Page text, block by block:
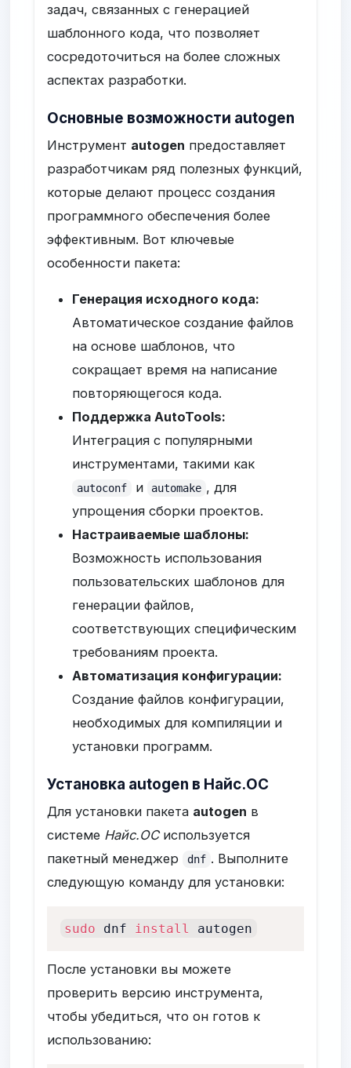
задач, связанных с генерацией
шаблонного кода, что позволяет
сосредоточиться на более сложных
аспектах разработки.
Основные возможности autogen
Инструмент autogen предоставляет
разработчикам ряд полезных функций,
которые делают процесс создания
программного обеспечения более
эффективным. Вот ключевые
особенности пакета:
Генерация исходного кода:
Автоматическое создание файлов
на основе шаблонов, что
сокращает время на написание
повторяющегося кода.
Поддержка AutoTools:
Интеграция с популярными
инструментами, такими как
autoconf и automake , для
упрощения сборки проектов.
Настраиваемые шаблоны:
Возможность использования
пользовательских шаблонов для
генерации файлов,
соответствующих специфическим
требованиям проекта.
Автоматизация конфигурации:
Создание файлов конфигурации,
необходимых для компиляции и
установки программ.
Установка autogen в Найс.ОС
Для установки пакета autogen в
системе Найс.ОСиспользуется
пакетный менеджер
dnf . Выполните
следующую команду для установки:
sudo dnf install autogen
После установки вы можете
проверить версию инструмента,
чтобы убедиться, что он готов к
использованию: